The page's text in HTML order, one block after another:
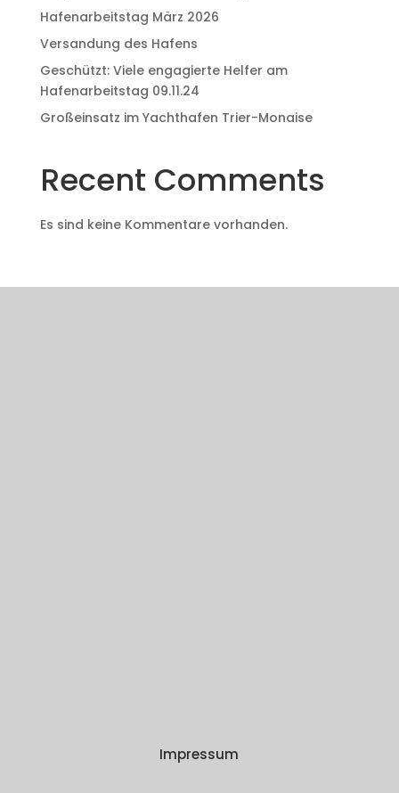
Hafenarbeitstag März 2026
Versandung des Hafens
Geschützt: Viele engagierte Helfer am
Hafenarbeitstag 09.11.24
Großeinsatz im Yachthafen Trier-Monaise
Recent Comments
Es sind keine Kommentare vorhanden.
Impressum